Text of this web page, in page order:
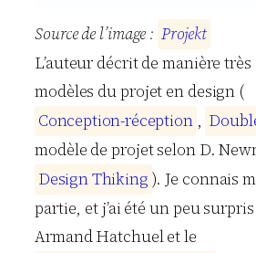
Source de l’image : Projekt
L’auteur décrit de manière
modèles du projet en design (
Conception-réception , Doubl
modèle de projet selon D.
DesignThiking ). Je connais
partie, et j’ai été un peu
Armand Hatchuel et le